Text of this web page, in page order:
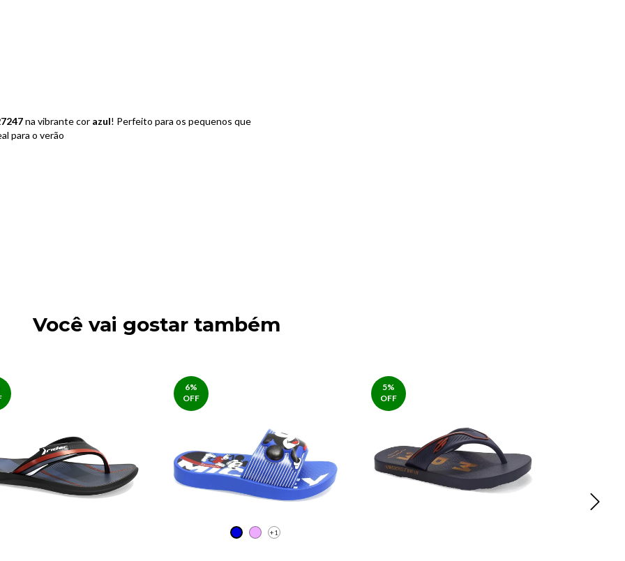
na vibrante cor azul! Perfeito para os pequenos que
para o verão
Você vai gostar também
6%
OFF
+1
5%
OFF